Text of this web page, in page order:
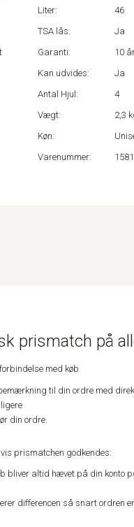
Liter:
46
TSA lås:
Ja
Garanti:
10
Kan udvides:
Ja
Antal Hjul:
4
Vægt:
2,3
Køn:
Varenummer:
prismatch på
med køb
til din ordre med
din ordre.
prismatchen godkendes:
bliver altid hævet på din konto
differencen så snart ordren